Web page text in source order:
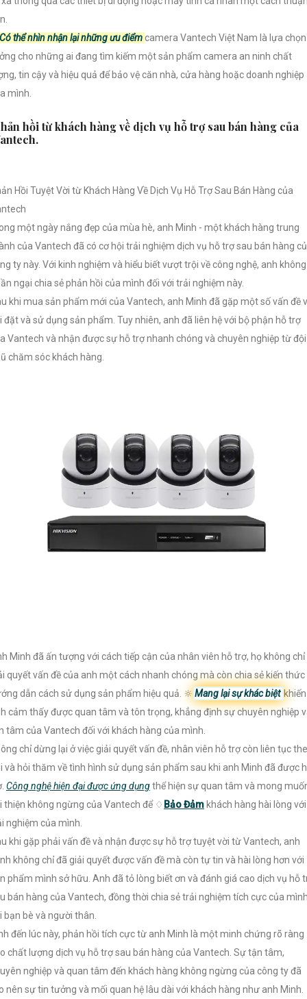
Có thể nhìn nhận lại những ưu điểmcamera Vantech Việt Nam là lựa
cho những ai đang tìm kiếm một sản phẩm camera an ninh chất
tin cậy và hiệu quả để bảo vệ căn nhà, cửa hàng hoặc doanh nghiệp
mình.
hồi từ khách hàng về dịch vụ hỗ trợ sau bán hàng của
Hồi Tuyệt Vời từ Khách Hàng Về Dịch Vụ Hỗ Trợ Sau Bán Hàng của
một ngày nắng đẹp của mùa hè, anh Minh - một khách hàng trung
của Vantech đã có cơ hội trải nghiệm dịch vụ hỗ trợ sau bán hàng
ty này. Với kinh nghiệm và hiểu biết vượt trội về công nghệ, anh không
ngại chia sẻ phản hồi của mình đối với trải nghiệm này.
khi mua sản phẩm mới của Vantech, anh Minh đã gặp một số vấn đề
đặt và sử dụng sản phẩm. Tuy nhiên, anh đã liên hệ với bộ phận hỗ trợ
Vantech và nhận được sự hỗ trợ nhanh chóng và chuyên nghiệp từ đội
chăm sóc khách hàng.
Minh đã ấn tượng với cách tiếp cận của nhân viên hỗ trợ, họ không chỉ
quyết vấn đề của anh một cách nhanh chóng mà còn chia sẻ kiến thức
dẫn cách sử dụng sản phẩm hiệu quả. 🔆 Mang lại sự khác biệt khiến
cảm thấy được quan tâm và tôn trọng, khẳng định sự chuyên nghiệp
tâm của Vantech đối với khách hàng của mình.
chỉ dừng lại ở việc giải quyết vấn đề, nhân viên hỗ trợ còn liên tục
và hỏi thăm về tình hình sử dụng sản phẩm sau khi anh Minh đã được
Công nghệ hiện đại được ứng dụngthể hiện sự quan tâm và mong
thiện không ngừng của Vantech để ♢ Bảo Đảm khách hàng hài lòng với
nghiệm của mình.
khi gặp phải vấn đề và nhận được sự hỗ trợ tuyệt vời từ Vantech, anh
không chỉ đã giải quyết được vấn đề mà còn tự tin và hài lòng hơn với
phẩm mình sở hữu. Anh đã tỏ lòng biết ơn và đánh giá cao dịch vụ hỗ
bán hàng của Vantech, đồng thời chia sẻ trải nghiệm tích cực của
bạn bè và người thân.
đến lúc này, phản hồi tích cực từ anh Minh là một minh chứng rõ ràng
chất lượng dịch vụ hỗ trợ sau bán hàng của Vantech. Sự tận tâm,
nghiệp và quan tâm đến khách hàng không ngừng của công ty đã
nên sự tin tưởng và mối quan hệ lâu dài với khách hàng như anh Minh.